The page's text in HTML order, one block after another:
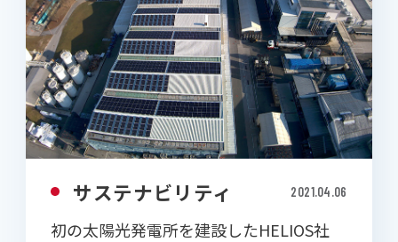
サステナビリティ 2021.04.06
初の太陽光発電所を建設したHELIOS社